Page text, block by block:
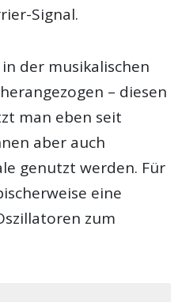
Signal.
der musikalischen
– diesen
man eben seit
aber auch
genutzt werden. Für
eine
zum